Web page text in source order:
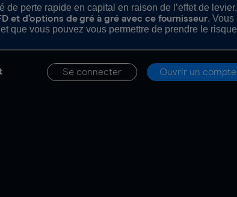
perte rapide en capital en raison de l’effet de levier.
et d’options de gré à gré avec ce fournisseur. Vous
que vous pouvez vous permettre de prendre le risque
Se connecter Ouvrir un compte